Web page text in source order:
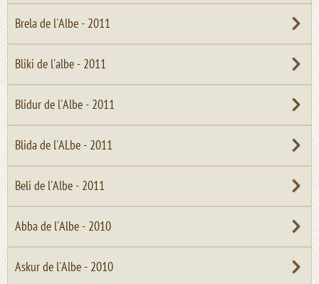
Brela de l'Albe - 2011
Bliki de l'albe - 2011
Blidur de l'Albe - 2011
Blida de l'ALbe - 2011
Beli de l'Albe - 2011
Abba de l'Albe - 2010
Askur de l'Albe - 2010